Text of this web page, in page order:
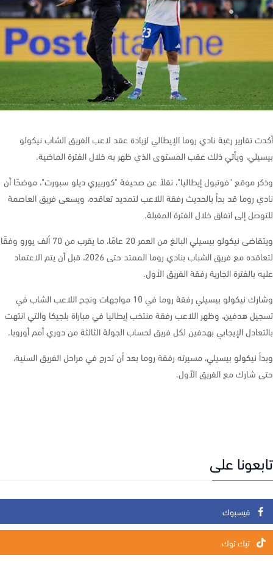
تقارير رغبة نادي روما الإيطالي لزيادة عقد لاعب الفريق الشاب نيكولو
ويأتي ذلك عقب المستوى الذي ظهر به خلال الفترة الماضية.
موقع "فوتبول إيطاليا"، نقلاً عن صحيفة "كورييري ديلو سبورت"، موضحًا أن
روما قد بدأ بالحديث رفقة اللاعب لتمديد تعاقده، ويسعى فريق العاصمة
إلى اتفاق خلال الفترة المقبلة.
ويتقاضى نيكولو بيسيلي البالغ من العمر 20 عامًا، ما يقرب من 70 ألف يورو وفقًا
لتعاقده مع فريق الشباب بنادي روما الممتد حتى 2026، قبل أن يتم الاعتماد
بالفترة الجارية رفقة الفريق الأول.
وشارك نيكولو بيسيلي رفقة روما في 10 مواجهات ونجح اللاعب الشاب في
هدفين، وظهر اللاعب رفقة منتخب إيطاليا في مباراة بلجيكا والتي انتهت
الإيجابي بهدفين لكل فريق لحساب الجولة الثالثة من دوري أمم أوروبا.
نيكولو بيسيلي، مسيرته رفقة روما بعد أن تدرج في مراحل الفريق السنية،
شارك مع الفريق الأول.
على
فيسبوك
تيك توك